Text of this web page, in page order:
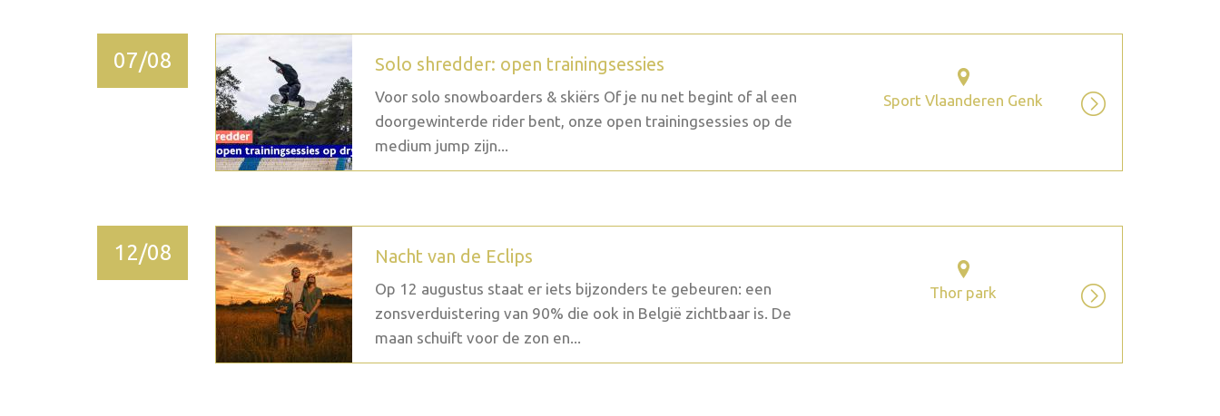
07/08 Solo shredder: open trainingsessies
Voor solo snowboarders & skiërs Of je nu net begint of al een
doorgewinterde rider bent, onze open trainingsessies op de
medium jump zijn...
Sport Vlaanderen Genk
12/08 Nacht van de Eclips
Op 12 augustus staat er iets bijzonders te gebeuren: een
zonsverduistering van 90% die ook in België zichtbaar is. De
maan schuift voor de zon en...
Thor park